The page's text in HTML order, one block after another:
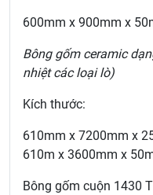
600mm x 900mm x
Bông gốm ceramic
nhiệt các loại lò)
Kích thước:
610mm x 7200mm x
610m x 3600mm x
Bông gốm cuộn 1430